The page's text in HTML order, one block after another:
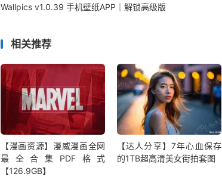
Wallpics v1.0.39 手机壁纸APP｜解锁高级版
相关推荐
【漫画资源】漫威漫画全网
最全合集PDF格式
【126.9GB】
【达人分享】7年心血保存
的1TB超高清美女街拍套图